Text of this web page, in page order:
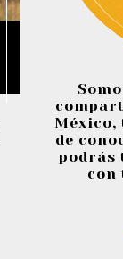
México,
de
podrás
con